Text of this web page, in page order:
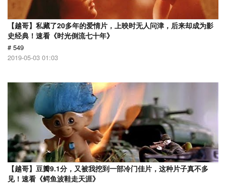
【越哥】私藏了20多年的爱情片，上映时无人问津，后来却成为影
史经典！速看《时光倒流七十年》
# 549
2019-05-03 01:03
【越哥】豆瓣9.1分，又被我挖到一部冷门佳片，这种片子真不多
见！速看《鳄鱼波鞋走天涯》